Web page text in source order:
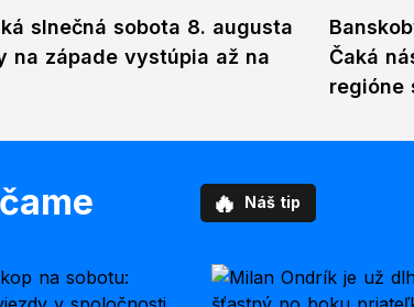
slnečná sobota 8. augusta
na západe vystúpia až na
Čaká
regióne
🔥 Náš tip